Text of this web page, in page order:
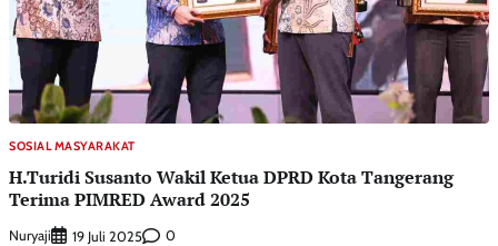
SOSIAL MASYARAKAT
H.Turidi Susanto Wakil Ketua DPRD Kota Tangerang
Terima PIMRED Award 2025
Nuryaji 19 Juli 2025 0